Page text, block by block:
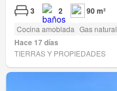
3 2 90 m²
Cocina amoblada Gas natural
Hace 17 días
TIERRAS Y PROPIEDADES